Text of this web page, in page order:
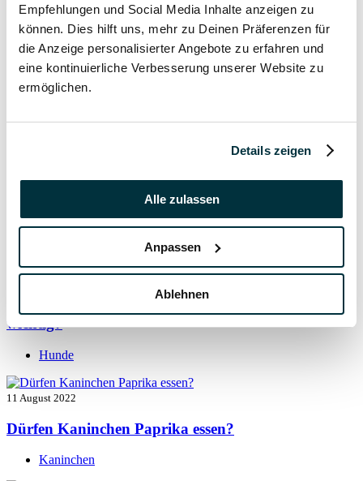
Empfehlungen und Social Media Inhalte anzeigen zu
können. Dies hilft uns, mehr zu Deinen Präferenzen für
die Anzeige personalisierter Angebote zu erfahren und
eine kontinuierliche Verbesserung unserer Website zu
ermöglichen.
Details zeigen
Alle zulassen
Anpassen
Ablehnen
Hunde
17 August 2022
Was dürfen Katzen nicht essen?
Katzen
Vitamin B für den Hund: Für was ist es wichtig?
Hunde
13 August 2022
wichtig?
Hunde
11 August 2022
Dürfen Kaninchen Paprika essen?
Kaninchen